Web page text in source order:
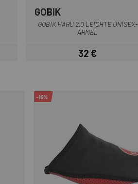
GOBIK
GOBIK HARU 2.0 LEICHTE UNISEX-
ÄRMEL
Preis
32 €
-16%